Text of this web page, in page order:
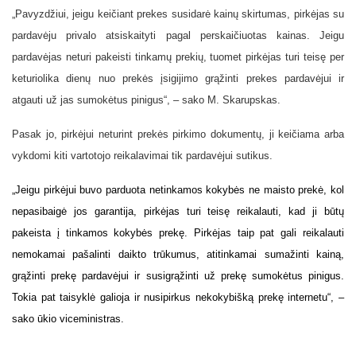
„Pavyzdžiui, jeigu keičiant prekes susidarė kainų skirtumas, pirkėjas su
pardavėju privalo atsiskaityti pagal perskaičiuotas kainas. Jeigu
pardavėjas neturi pakeisti tinkamų prekių, tuomet pirkėjas turi teisę per
keturiolika dienų nuo prekės įsigijimo grąžinti prekes pardavėjui ir
atgauti už jas sumokėtus pinigus“, – sako M. Skarupskas.
Pasak jo,pirkėjui neturint prekės pirkimo dokumentų, ji keičiama arba
vykdomi kiti vartotojo reikalavimai tik pardavėjui sutikus.
„Jeigu pirkėjui buvo parduota netinkamos kokybės ne maisto prekė, kol
nepasibaigė jos garantija, pirkėjas turi teisę reikalauti, kad ji būtų
pakeista į tinkamos kokybės prekę. Pirkėjas taip pat gali reikalauti
nemokamai pašalinti daikto trūkumus, atitinkamai sumažinti kainą,
grąžinti prekę pardavėjui ir susigrąžinti už prekę sumokėtus pinigus.
Tokia pat taisyklė galioja ir nusipirkus nekokybišką prekę internetu“, –
sako ūkio viceministras.